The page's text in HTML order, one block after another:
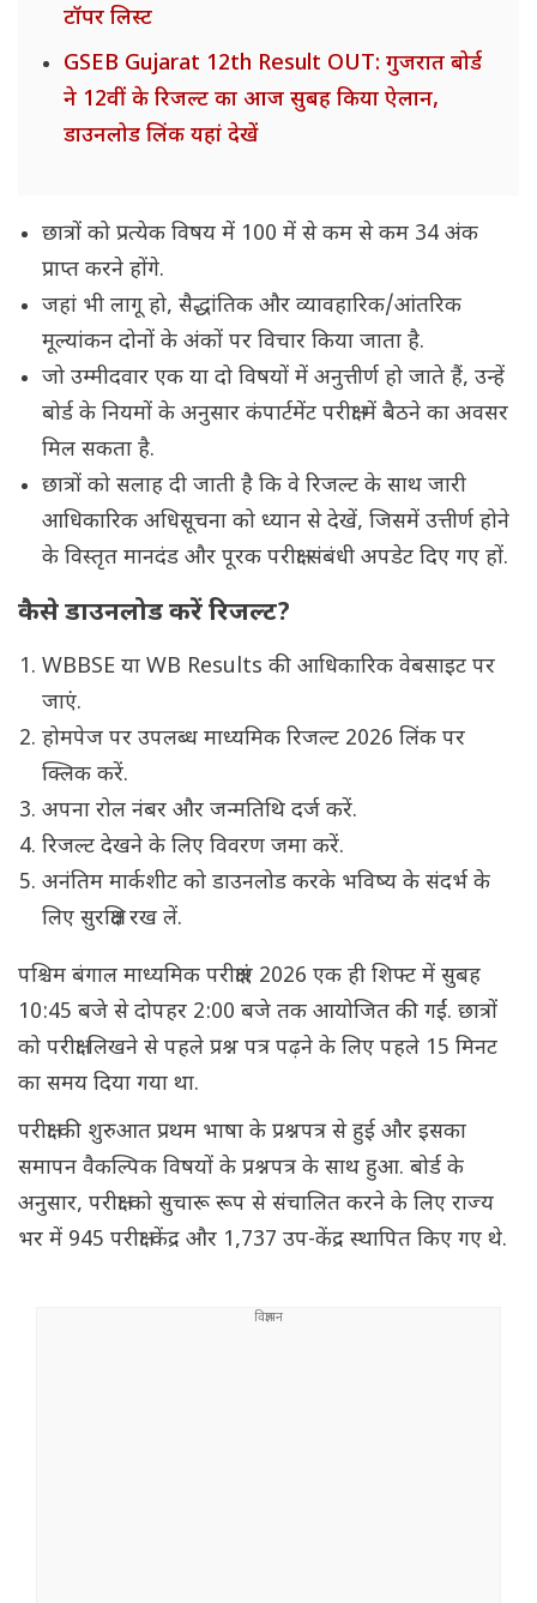
टॉपर लिस्ट
GSEB Gujarat 12th Result OUT: गुजरात बोर्ड
ने 12वीं के रिजल्ट का आज सुबह किया ऐलान,
डाउनलोड लिंक यहां देखें
छात्रों को प्रत्येक विषय में 100 में से कम से कम 34 अंक
प्राप्त करने होंगे.
जहां भी लागू हो, सैद्धांतिक और व्यावहारिक/आंतरिक
मूल्यांकन दोनों के अंकों पर विचार किया जाता है.
जो उम्मीदवार एक या दो विषयों में अनुत्तीर्ण हो जाते हैं, उन्हें
बोर्ड के नियमों के अनुसार कंपार्टमेंट परीक्षा में बैठने का अवसर
मिल सकता है.
छात्रों को सलाह दी जाती है कि वे रिजल्ट के साथ जारी
आधिकारिक अधिसूचना को ध्यान से देखें, जिसमें उत्तीर्ण होने
के विस्तृत मानदंड और पूरक परीक्षा संबंधी अपडेट दिए गए हों.
कैसे डाउनलोड करें रिजल्ट?
WBBSE या WB Results की आधिकारिक वेबसाइट पर
जाएं.
होमपेज पर उपलब्ध माध्यमिक रिजल्ट 2026 लिंक पर
क्लिक करें.
अपना रोल नंबर और जन्मतिथि दर्ज करें.
रिजल्ट देखने के लिए विवरण जमा करें.
अनंतिम मार्कशीट को डाउनलोड करके भविष्य के संदर्भ के
लिए सुरक्षित रख लें.
पश्चिम बंगाल माध्यमिक परीक्षाएं 2026 एक ही शिफ्ट में सुबह
10:45 बजे से दोपहर 2:00 बजे तक आयोजित की गईं. छात्रों
को परीक्षा लिखने से पहले प्रश्न पत्र पढ़ने के लिए पहले 15 मिनट
का समय दिया गया था.
परीक्षा की शुरुआत प्रथम भाषा के प्रश्नपत्र से हुई और इसका
समापन वैकल्पिक विषयों के प्रश्नपत्र के साथ हुआ. बोर्ड के
अनुसार, परीक्षा को सुचारू रूप से संचालित करने के लिए राज्य
भर में 945 परीक्षा केंद्र और 1,737 उप-केंद्र स्थापित किए गए थे.